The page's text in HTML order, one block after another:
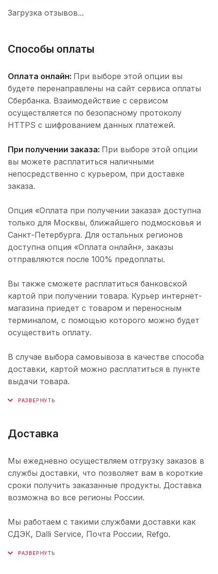
Загрузка отзывов...
Способы оплаты
Оплата онлайн: При выборе этой опции вы
будете перенаправлены на сайт сервиса оплаты
Сбербанка. Взаимодействие с сервисом
осуществляется по безопасному протоколу
HTTPS с шифрованием данных платежей.
При получении заказа: При выборе этой опции
вы можете расплатиться наличными
непосредственно с курьером, при доставке
заказа.
Опция «Оплата при получении заказа» доступна
только для Москвы, ближайшего подмосковья и
Санкт-Петербурга. Для остальных регионов
доступна опция «Оплата онлайн», заказы
отправляются после 100% предоплаты.
Вы также сможете расплатиться банковской
картой при получении товара. Курьер интернет-
магазина приедет с товаром и переносным
терминалом, с помощью которого можно будет
осуществить оплату.
В случае выбора самовывоза в качестве способа
доставки, картой можно расплатиться в пункте
выдачи товара.
Доставка
Мы ежедневно осуществляем отгрузку заказов в
службы доставки, что позволяет вам в короткие
сроки получить заказанные продукты. Доставка
возможна во все регионы России.
Мы работаем с такими службами доставки как
СДЭК, Dalli Service, Почта России, Refgo.